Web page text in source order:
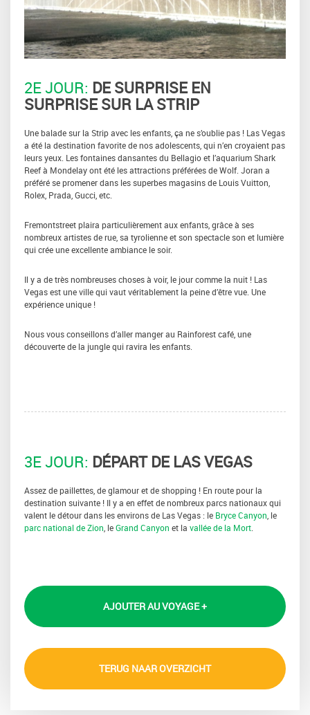
2E JOUR: DE SURPRISE EN
SURPRISE SUR LA STRIP
Une balade sur la Strip avec les enfants, ça ne s’oublie pas ! Las Vegas
a été la destination favorite de nos adolescents, qui n’en croyaient pas
leurs yeux. Les fontaines dansantes du Bellagio et l’aquarium Shark
Reef à Mondelay ont été les attractions préférées de Wolf. Joran a
préféré se promener dans les superbes magasins de Louis Vuitton,
Rolex, Prada, Gucci, etc.
Fremontstreet plaira particulièrement aux enfants, grâce à ses
nombreux artistes de rue, sa tyrolienne et son spectacle son et lumière
qui crée une excellente ambiance le soir.
Il y a de très nombreuses choses à voir, le jour comme la nuit ! Las
Vegas est une ville qui vaut véritablement la peine d’être vue. Une
expérience unique !
Nous vous conseillons d’aller manger au Rainforest café, une
découverte de la jungle qui ravira les enfants.
3E JOUR: DÉPART DE LAS VEGAS
Assez de paillettes, de glamour et de shopping ! En route pour la
destination suivante ! Il y a en effet de nombreux parcs nationaux qui
valent le détour dans les environs de Las Vegas : le Bryce Canyon , le
parc national de Zion , leGrand Canyon et la vallée de la Mort
AJOUTER AU VOYAGE +
TERUG NAAR OVERZICHT